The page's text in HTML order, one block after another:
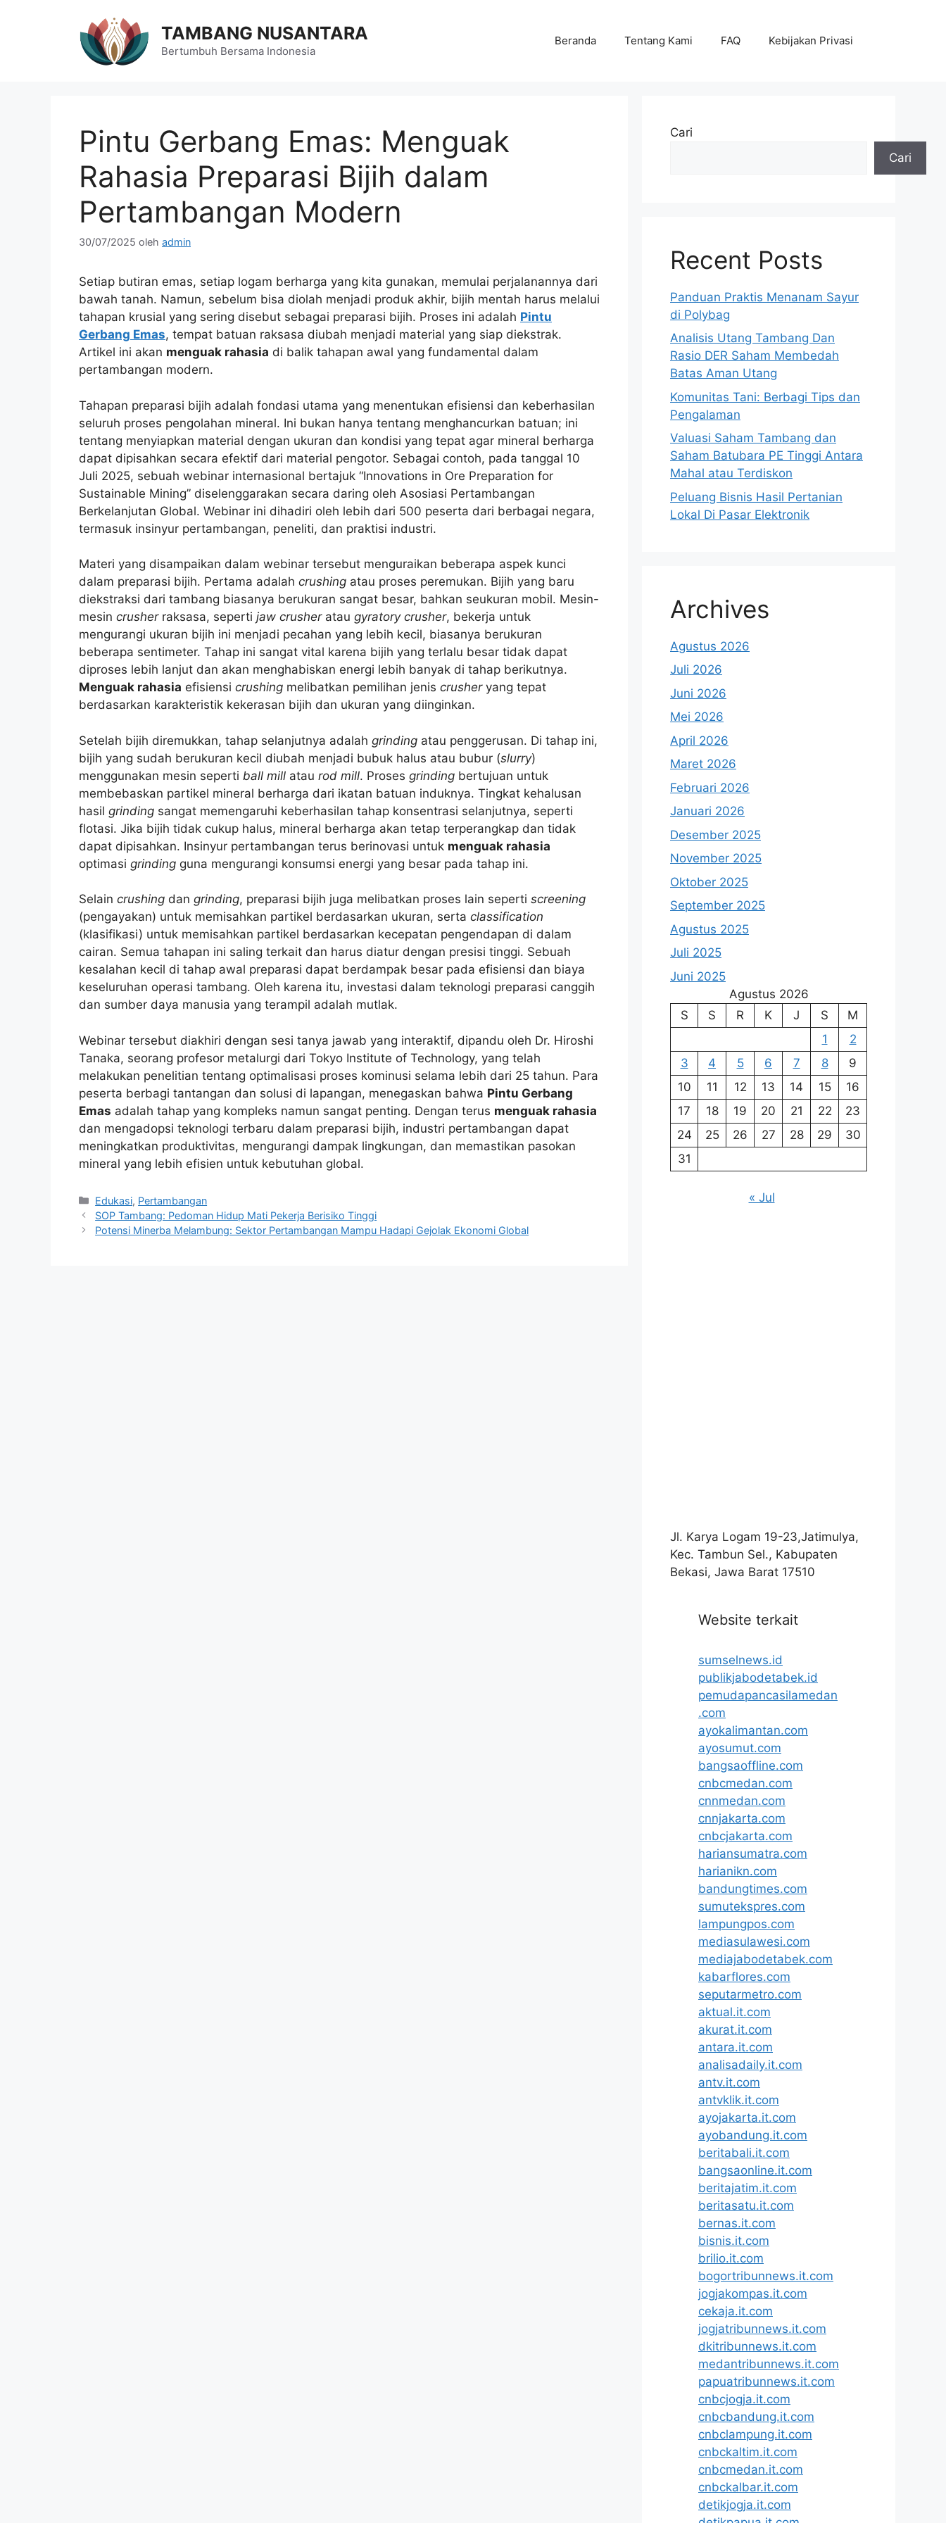
TAMBANG NUSANTARA
Bertumbuh Bersama Indonesia
Beranda Tentang Kami FAQ Kebijakan Privasi
Pintu Gerbang Emas: Menguak
Rahasia Preparasi Bijih dalam
Pertambangan Modern
30/07/2025 oleh admin
Setiap butiran emas, setiap logam berharga yang kita gunakan, memulai perjalanannya dari
bawah tanah. Namun, sebelum bisa diolah menjadi produk akhir, bijih mentah harus melalui
tahapan krusial yang sering disebut sebagai preparasi bijih. Proses ini adalah Pintu
Gerbang Emas, tempat batuan raksasa diubah menjadi material yang siap diekstrak.
Artikel ini akan menguak rahasia di balik tahapan awal yang fundamental dalam
pertambangan modern.
Tahapan preparasi bijih adalah fondasi utama yang menentukan efisiensi dan keberhasilan
seluruh proses pengolahan mineral. Ini bukan hanya tentang menghancurkan batuan; ini
tentang menyiapkan material dengan ukuran dan kondisi yang tepat agar mineral berharga
dapat dipisahkan secara efektif dari material pengotor. Sebagai contoh, pada tanggal 10
Juli 2025, sebuah webinar internasional bertajuk “Innovations in Ore Preparation for
Sustainable Mining” diselenggarakan secara daring oleh Asosiasi Pertambangan
Berkelanjutan Global. Webinar ini dihadiri oleh lebih dari 500 peserta dari berbagai negara,
termasuk insinyur pertambangan, peneliti, dan praktisi industri.
Materi yang disampaikan dalam webinar tersebut menguraikan beberapa aspek kunci
dalam preparasi bijih. Pertama adalah crushing atau proses peremukan. Bijih yang baru
diekstraksi dari tambang biasanya berukuran sangat besar, bahkan seukuran mobil. Mesin-
mesin crusherraksasa, seperti jaw crusheratau gyratory crusher, bekerja untuk
mengurangi ukuran bijih ini menjadi pecahan yang lebih kecil, biasanya berukuran
beberapa sentimeter. Tahap ini sangat vital karena bijih yang terlalu besar tidak dapat
diproses lebih lanjut dan akan menghabiskan energi lebih banyak di tahap berikutnya.
Menguak rahasia efisiensi crushing melibatkan pemilihan jenis crusheryang tepat
berdasarkan karakteristik kekerasan bijih dan ukuran yang diinginkan.
Setelah bijih diremukkan, tahap selanjutnya adalah grinding atau penggerusan. Di tahap ini,
bijih yang sudah berukuran kecil diubah menjadi bubuk halus atau bubur (slurry)
menggunakan mesin seperti ball mill atau rod mill. Proses grinding bertujuan untuk
membebaskan partikel mineral berharga dari ikatan batuan induknya. Tingkat kehalusan
hasil grinding sangat memengaruhi keberhasilan tahap konsentrasi selanjutnya, seperti
flotasi. Jika bijih tidak cukup halus, mineral berharga akan tetap terperangkap dan tidak
dapat dipisahkan. Insinyur pertambangan terus berinovasi untuk menguak rahasia
optimasi grinding guna mengurangi konsumsi energi yang besar pada tahap ini.
Selain crushing dan grinding, preparasi bijih juga melibatkan proses lain seperti screening
(pengayakan) untuk memisahkan partikel berdasarkan ukuran, serta classification
(klasifikasi) untuk memisahkan partikel berdasarkan kecepatan pengendapan di dalam
cairan. Semua tahapan ini saling terkait dan harus diatur dengan presisi tinggi. Sebuah
kesalahan kecil di tahap awal preparasi dapat berdampak besar pada efisiensi dan biaya
keseluruhan operasi tambang. Oleh karena itu, investasi dalam teknologi preparasi canggih
dan sumber daya manusia yang terampil adalah mutlak.
Webinar tersebut diakhiri dengan sesi tanya jawab yang interaktif, dipandu oleh Dr. Hiroshi
Tanaka, seorang profesor metalurgi dari Tokyo Institute of Technology, yang telah
melakukan penelitian tentang optimalisasi proses kominusi selama lebih dari 25 tahun. Para
peserta berbagi tantangan dan solusi di lapangan, menegaskan bahwa Pintu Gerbang
Emas adalah tahap yang kompleks namun sangat penting. Dengan terus menguak rahasia
dan mengadopsi teknologi terbaru dalam preparasi bijih, industri pertambangan dapat
meningkatkan produktivitas, mengurangi dampak lingkungan, dan memastikan pasokan
mineral yang lebih efisien untuk kebutuhan global.
Kategori
Edukasi, Pertambangan
SOP Tambang: Pedoman Hidup Mati Pekerja Berisiko Tinggi
Potensi Minerba Melambung: Sektor Pertambangan Mampu Hadapi Gejolak Ekonomi Global
Cari
Cari
Recent Posts
Panduan Praktis Menanam Sayur
di Polybag
Analisis Utang Tambang Dan
Rasio DER Saham Membedah
Batas Aman Utang
Komunitas Tani: Berbagi Tips dan
Pengalaman
Valuasi Saham Tambang dan
Saham Batubara PE Tinggi Antara
Mahal atau Terdiskon
Peluang Bisnis Hasil Pertanian
Lokal Di Pasar Elektronik
Archives
Agustus 2026
Juli 2026
Juni 2026
Mei 2026
April 2026
Maret 2026
Februari 2026
Januari 2026
Desember 2025
November 2025
Oktober 2025
September 2025
Agustus 2025
Juli 2025
Juni 2025
Agustus 2026
S
S R K J S
M
1
2
3
4 5 6 7 8
9
10
11 12 13 14 15
16
17
18 19 20 21 22
23
24
25 26 27 28 29
30
31
« Jul
Jl. Karya Logam 19-23,Jatimulya,
Kec. Tambun Sel., Kabupaten
Bekasi, Jawa Barat 17510
Website terkait
sumselnews.id
publikjabodetabek.id
pemudapancasilamedan
.com
ayokalimantan.com
ayosumut.com
bangsaoffline.com
cnbcmedan.com
cnnmedan.com
cnnjakarta.com
cnbcjakarta.com
hariansumatra.com
harianikn.com
bandungtimes.com
sumutekspres.com
lampungpos.com
mediasulawesi.com
mediajabodetabek.com
kabarflores.com
seputarmetro.com
aktual.it.com
akurat.it.com
antara.it.com
analisadaily.it.com
antv.it.com
antvklik.it.com
ayojakarta.it.com
ayobandung.it.com
beritabali.it.com
bangsaonline.it.com
beritajatim.it.com
beritasatu.it.com
bernas.it.com
bisnis.it.com
brilio.it.com
bogortribunnews.it.com
jogjakompas.it.com
cekaja.it.com
jogjatribunnews.it.com
dkitribunnews.it.com
medantribunnews.it.com
papuatribunnews.it.com
cnbcjogja.it.com
cnbcbandung.it.com
cnbclampung.it.com
cnbckaltim.it.com
cnbcmedan.it.com
cnbckalbar.it.com
detikjogja.it.com